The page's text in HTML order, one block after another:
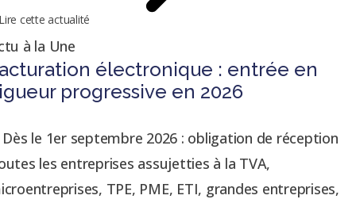
cette actualité
à la Une
électronique : entrée en
progressive en 2026
Dès le 1er septembre 2026 : obligation de réception
les entreprises assujetties à la TVA,
TPE, PME, ETI, grandes entreprises,